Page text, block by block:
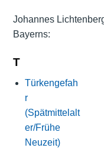
Johannes
Bayerns:
T
Türkengefah
r
(Spätmittelalt
er/Frühe
Neuzeit)